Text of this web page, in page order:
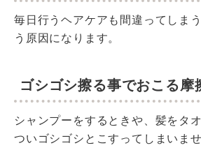
毎日行うヘアケアも間違ってしま
う原因になります。
ゴシゴシ擦る事でおこる摩
シャンプーをするときや、髪をタ
ついゴシゴシとこすってしまいま